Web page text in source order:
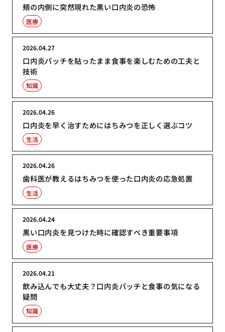
頬の内側に突然現れた黒い口内炎の恐怖
医療
口内炎パッチを貼ったまま食事を楽しむための工夫と
技術
2026.04.27
知識
口内炎を早く治すためにはちみつを正しく選ぶコツ
2026.04.26
生活
歯科医が教えるはちみつを使った口内炎の応急処置
2026.04.26
生活
黒い口内炎を見つけた時に確認すべき重要事項
2026.04.24
医療
飲み込んでも大丈夫？口内炎パッチと食事の気になる
疑問
2026.04.21
知識